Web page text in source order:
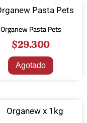
Organew Pasta Pets
$29.300
Agotado